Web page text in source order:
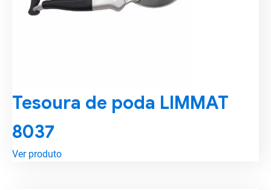
Tesoura de poda LIMMAT
8037
Ver produto